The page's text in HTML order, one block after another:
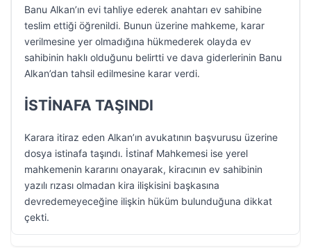
Banu Alkan’ın evi tahliye ederek anahtarı ev sahibine
teslim ettiği öğrenildi. Bunun üzerine mahkeme, karar
verilmesine yer olmadığına hükmederek olayda ev
sahibinin haklı olduğunu belirtti ve dava giderlerinin Banu
Alkan’dan tahsil edilmesine karar verdi.
İSTİNAFA TAŞINDI
Karara itiraz eden Alkan’ın avukatının başvurusu üzerine
dosya istinafa taşındı. İstinaf Mahkemesi ise yerel
mahkemenin kararını onayarak, kiracının ev sahibinin
yazılı rızası olmadan kira ilişkisini başkasına
devredemeyeceğine ilişkin hüküm bulunduğuna dikkat
çekti.